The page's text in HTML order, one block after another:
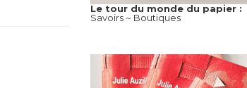
Le tour du monde du papier :
Savoirs ~ Boutiques